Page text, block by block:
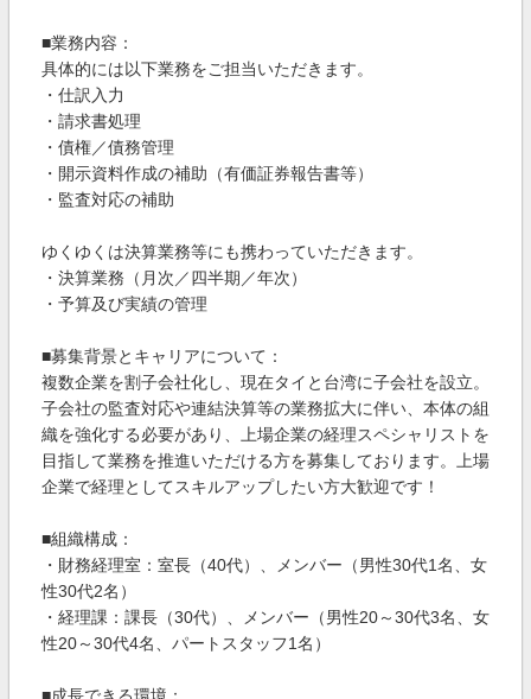
■業務内容：
具体的には以下業務をご担当いただきます。
・仕訳入力
・請求書処理
・債権／債務管理
・開示資料作成の補助（有価証券報告書等）
・監査対応の補助
ゆくゆくは決算業務等にも携わっていただきます。
・決算業務（月次／四半期／年次）
・予算及び実績の管理
■募集背景とキャリアについて：
複数企業を割子会社化し、現在タイと台湾に子会社を設立。
子会社の監査対応や連結決算等の業務拡大に伴い、本体の組
織を強化する必要があり、上場企業の経理スペシャリストを
目指して業務を推進いただける方を募集しております。上場
企業で経理としてスキルアップしたい方大歓迎です！
■組織構成：
・財務経理室：室長（40代）、メンバー（男性30代1名、女
性30代2名）
・経理課：課長（30代）、メンバー（男性20～30代3名、女
性20～30代4名、パートスタッフ1名）